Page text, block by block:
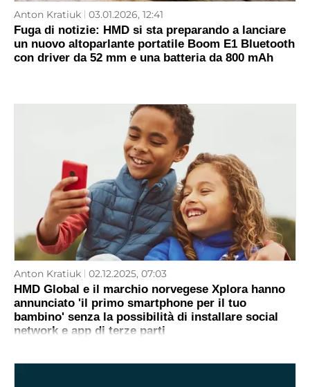
Anton Kratiuk 03.01.2026, 12:41
Fuga di notizie: HMD si sta preparando a lanciare
un nuovo altoparlante portatile Boom E1 Bluetooth
con driver da 52 mm e una batteria da 800 mAh
Anton Kratiuk 02.12.2025, 07:03
HMD Global e il marchio norvegese Xplora hanno
annunciato 'il primo smartphone per il tuo
bambino' senza la possibilità di installare social
network e app di terze parti